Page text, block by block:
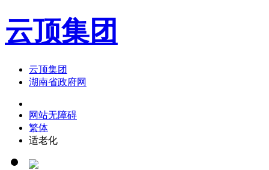
云顶集团
云顶集团
湖南省政府网
网站无障碍
繁体
适老化